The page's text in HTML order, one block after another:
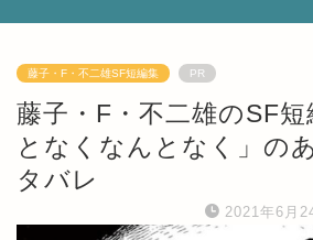
藤子・F・不二雄SF短編集 PR
藤子・F・不二雄のSF短
となくなんとなく」の
タバレ
2021年6月